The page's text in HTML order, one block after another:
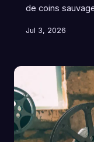
de coins
une nuit dehors
Jul 3, 2026